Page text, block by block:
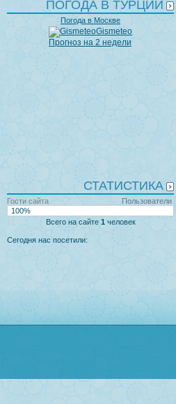
ПОГОДА В ТУРЦИИ
Погода в Москве
Gismeteo
Прогноз на 2 недели
СТАТИСТИКА
Пользователи
Гости сайта
100%
Всего на сайте 1 человек
Сегодня нас посетили: